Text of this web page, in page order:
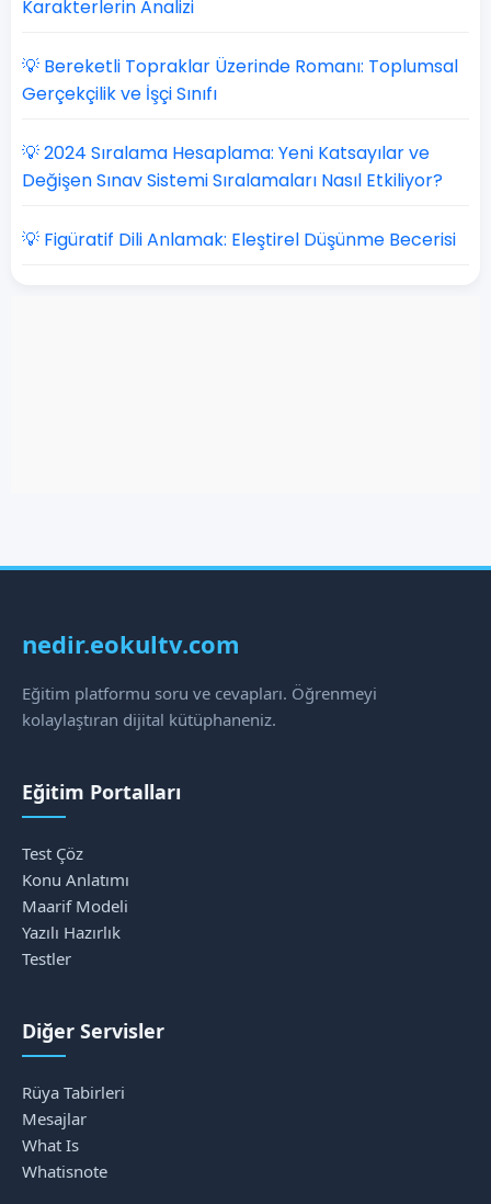
Karakterlerin Analizi
💡 Bereketli Topraklar Üzerinde Romanı: Toplumsal
Gerçekçilik ve İşçi Sınıfı
💡 2024 Sıralama Hesaplama: Yeni Katsayılar ve
Değişen Sınav Sistemi Sıralamaları Nasıl Etkiliyor?
💡 Figüratif Dili Anlamak: Eleştirel Düşünme Becerisi
nedir.eokultv.com
Eğitim platformu soru ve cevapları. Öğrenmeyi
kolaylaştıran dijital kütüphaneniz.
Eğitim Portalları
Test Çöz
Konu Anlatımı
Maarif Modeli
Yazılı Hazırlık
Testler
Diğer Servisler
Rüya Tabirleri
Mesajlar
What Is
Whatisnote